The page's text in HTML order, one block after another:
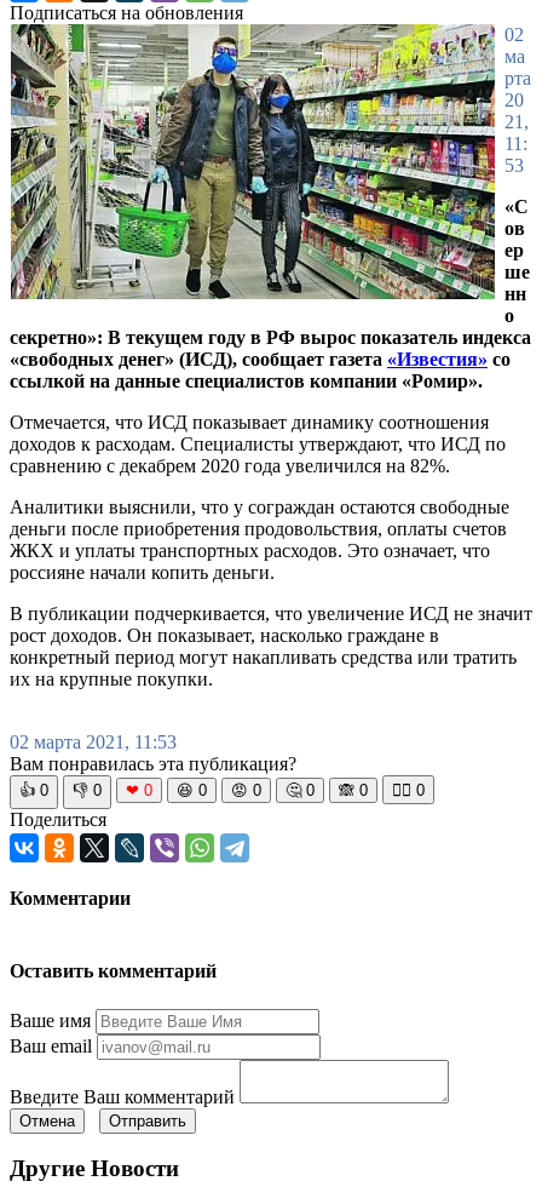
Подписаться на обновления
02
ма
рта
20
21,
11:
53
«С
ов
ер
ше
нн
о
секретно»: В текущем году в РФ вырос показатель индекса
«свободных денег» (ИСД), сообщает газета «Известия» со
ссылкой на данные специалистов компании «Ромир».
Отмечается, что ИСД показывает динамику соотношения
доходов к расходам. Специалисты утверждают, что ИСД по
сравнению с декабрем 2020 года увеличился на 82%.
Аналитики выяснили, что у сограждан остаются свободные
деньги после приобретения продовольствия, оплаты счетов
ЖКХ и уплаты транспортных расходов. Это означает, что
россияне начали копить деньги.
В публикации подчеркивается, что увеличение ИСД не значит
рост доходов. Он показывает, насколько граждане в
конкретный период могут накапливать средства или тратить
их на крупные покупки.
02 марта 2021, 11:53
Вам понравилась эта публикация?
👍 0 👎 0 ❤ 0 😆 0 😡 0 🤔 0 🙈 0 🧘‍♀️ 0
Поделиться
Комментарии
Оставить комментарий
Ваше имя
Ваш email
Введите Ваш комментарий
Отмена Отправить
Другие Новости